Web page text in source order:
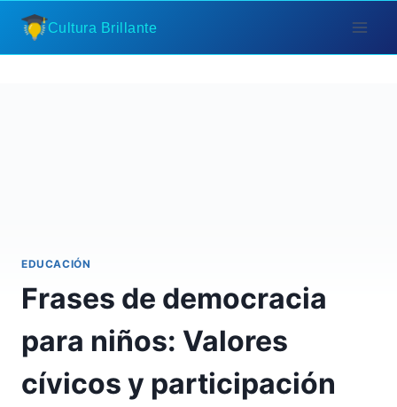
Saltar
contenido
Cultura Brillante
EDUCACIÓN
Frases de democracia
para niños: Valores
cívicos y participación